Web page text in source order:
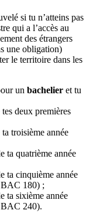
si tu n’atteins pas
qui a l’accès au
des étrangers
une obligation)
le territoire dans les
un bachelier et tu
deux premières
troisième année
ta quatrième année
ta cinquième année
BAC 180) ;
ta sixième année
BAC 240).